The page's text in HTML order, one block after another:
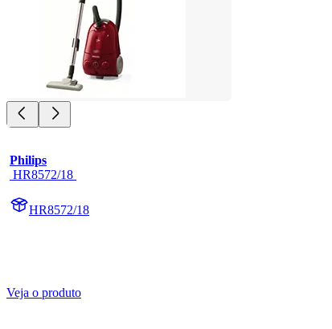
Philips
HR8572/18
HR8572/18
Veja o produto